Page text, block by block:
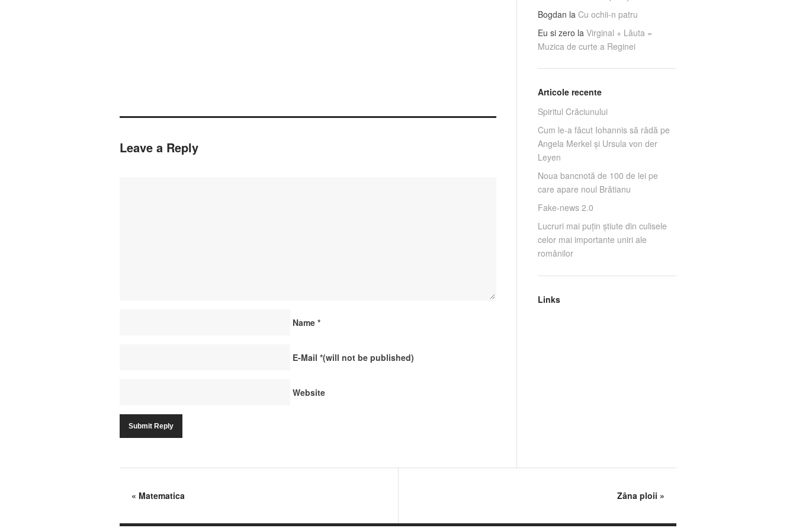
Leave a Reply
Name *
E-Mail *(will not be published)
Website
Bogdan la Cu ochii-n patru
Eu si zero la Virginal + Lăuta =
Muzica de curte a Reginei
Articole recente
Spiritul Crăciunului
Cum le-a făcut Iohannis să râdă pe
Angela Merkel și Ursula von der
Leyen
Noua bancnotă de 100 de lei pe
care apare noul Brătianu
Fake-news 2.0
Lucruri mai puţin ştiute din culisele
celor mai importante uniri ale
românilor
Links
« Matematica Zâna ploii »